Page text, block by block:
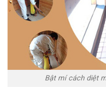
Bật mí cách diệt